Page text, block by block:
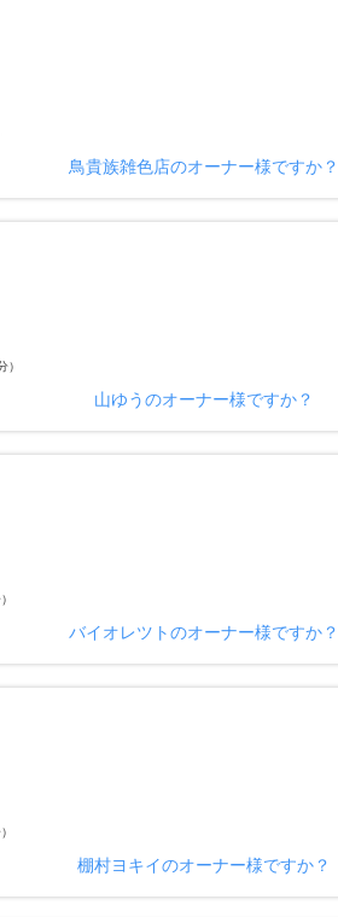
鳥貴族雑色店のオーナー様ですか？
）
山ゆうのオーナー様ですか？
バイオレツトのオーナー様ですか？
棚村ヨキイのオーナー様ですか？